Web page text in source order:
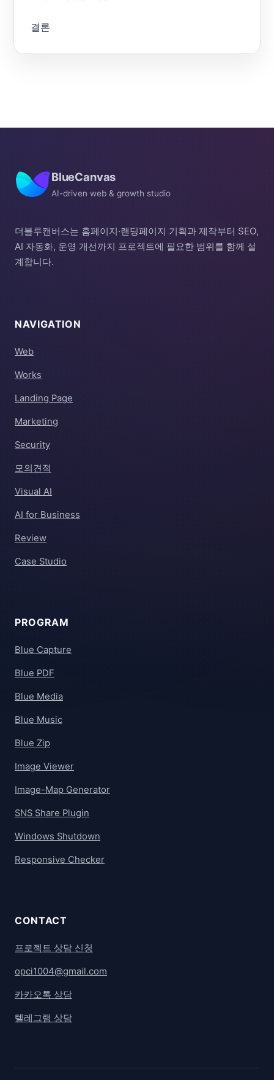
결론
BlueCanvas
AI-driven web & growth studio
더블루캔버스는 홈페이지·랜딩페이지 기획과 제작부터 SEO,
AI 자동화, 운영 개선까지 프로젝트에 필요한 범위를 함께 설
계합니다.
NAVIGATION
Web
Works
Landing Page
Marketing
Security
모의견적
Visual AI
AI for Business
Review
Case Studio
PROGRAM
Blue Capture
Blue PDF
Blue Media
Blue Music
Blue Zip
Image Viewer
Image-Map Generator
SNS Share Plugin
Windows Shutdown
Responsive Checker
CONTACT
프로젝트 상담 신청
opci1004@gmail.com
카카오톡 상담
텔레그램 상담